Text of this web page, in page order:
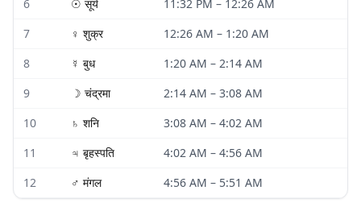
6 ☉ सूर्य 11:32 PM – 12:26 AM
7
♀ शुक्र 12:26 AM – 1:20 AM
8
☿ बुध 1:20 AM – 2:14 AM
9
☽ चंद्रमा 2:14 AM – 3:08 AM
10
♄ शनि 3:08 AM – 4:02 AM
11
♃ बृहस्पति 4:02 AM – 4:56 AM
12
♂ मंगल 4:56 AM – 5:51 AM